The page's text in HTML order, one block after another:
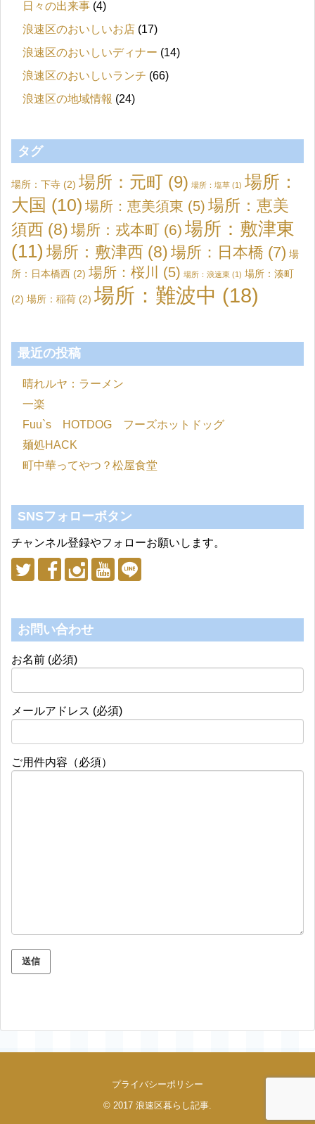
日々の出来事 (4)
浪速区のおいしいお店 (17)
浪速区のおいしいディナー (14)
浪速区のおいしいランチ (66)
浪速区の地域情報 (24)
タグ
場所：下寺 (2) 場所：元町 (9) 場所：塩草 (1) 場所：
大国 (10) 場所：恵美須東 (5) 場所：恵美
須西 (8) 場所：戎本町 (6) 場所：敷津東
(11) 場所：敷津西 (8) 場所：日本橋 (7) 場
所：日本橋西 (2) 場所：桜川 (5) 場所：浪速東 (1) 場所：湊町
(2) 場所：稲荷 (2) 場所：難波中 (18)
最近の投稿
晴れルヤ：ラーメン
一楽
Fuu`s HOTDOG フーズホットドッグ
麺処HACK
町中華ってやつ？松屋食堂
SNSフォローボタン
チャンネル登録やフォローお願いします。
お問い合わせ
お名前 (必須)
メールアドレス (必須)
ご用件内容（必須）
プライバシーポリシー
© 2017 浪速区暮らし記事